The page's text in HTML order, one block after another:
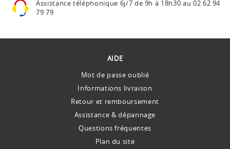
Assistance téléphonique 6j/7 de 9h à 18h30 au 02 62 94
79 79
AIDE
Mot de passe oublié
Informations livraison
Retour et remboursement
Assistance & dépannage
Questions fréquentes
Plan du site